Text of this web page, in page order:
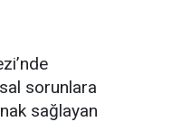
sorunlara
sağlayan